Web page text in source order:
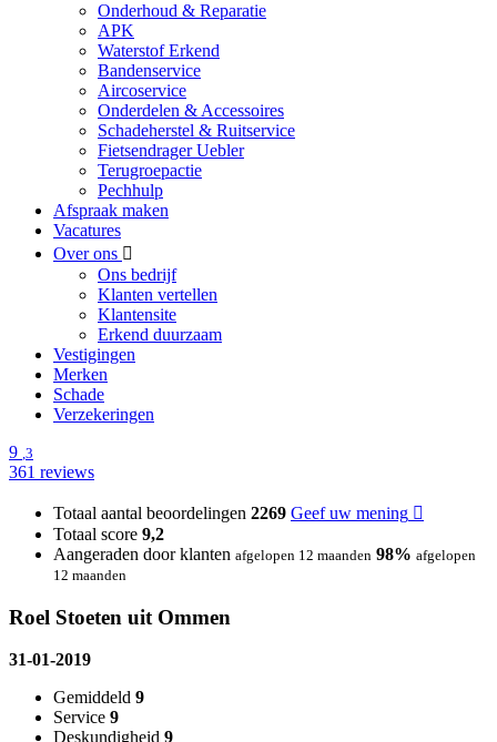
Onderhoud & Reparatie
APK
Waterstof Erkend
Bandenservice
Aircoservice
Onderdelen & Accessoires
Schadeherstel & Ruitservice
Fietsendrager Uebler
Terugroepactie
Pechhulp
Afspraak maken
Vacatures
Over ons
Ons bedrijf
Klanten vertellen
Klantensite
Erkend duurzaam
Vestigingen
Merken
Schade
Verzekeringen
9 ,3
361 reviews
Totaal aantal beoordelingen 2269 Geef uw mening
Totaal score 9,2
Aangeraden door klanten afgelopen 12 maanden 98% afgelopen
12 maanden
Roel Stoeten uit Ommen
31-01-2019
Gemiddeld 9
Service 9
Deskundigheid 9